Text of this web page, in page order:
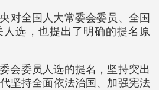
对全国人大常委会委员、全国
选，也提出了明确的提名原
会委员人选的提名，坚持突出
坚持全面依法治国、加强宪法